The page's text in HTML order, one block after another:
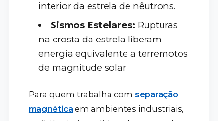
interior da estrela de nêutrons.
Sismos Estelares: Rupturas
na crosta da estrela liberam
energia equivalente a terremotos
de magnitude solar.
Para quem trabalha com separação
magnéticaem ambientes industriais,